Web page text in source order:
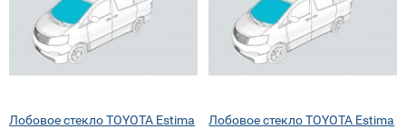
Лобовое стекло TOYOTA Estima Лобовое стекло TOYOTA Estima